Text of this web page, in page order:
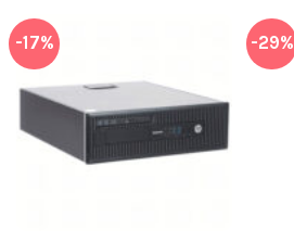
-17% -29%